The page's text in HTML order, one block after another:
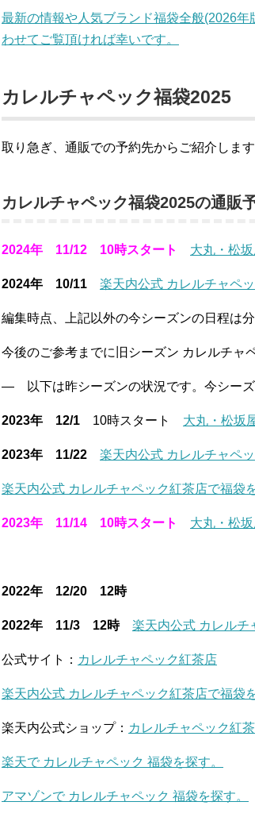
最新の情報や人気ブランド福袋全般(2026
わせてご覧頂ければ幸いです。
カレルチャペック福袋2025
取り急ぎ、通販での予約先からご紹介します
カレルチャペック福袋2025の通販
2024年 11/12 10時スタート 大丸・松
2024年 10/11 楽天内公式 カレルチャペ
編集時点、上記以外の今シーズンの日程は
今後のご参考までに旧シーズン カレルチ
— 以下は昨シーズンの状況です。今シー
2023年 12/1 10時スタート 大丸・松坂
2023年 11/22 楽天内公式 カレルチャペ
楽天内公式 カレルチャペック紅茶店で福袋
2023年 11/14 10時スタート 大丸・松
2022年 12/20 12時
2022年 11/3 12時 楽天内公式 カレルチ
公式サイト： カレルチャペック紅茶店
楽天内公式 カレルチャペック紅茶店で福袋
楽天内公式ショップ： カレルチャペック紅
楽天で カレルチャペック 福袋を探す。
アマゾンで カレルチャペック 福袋を探す。